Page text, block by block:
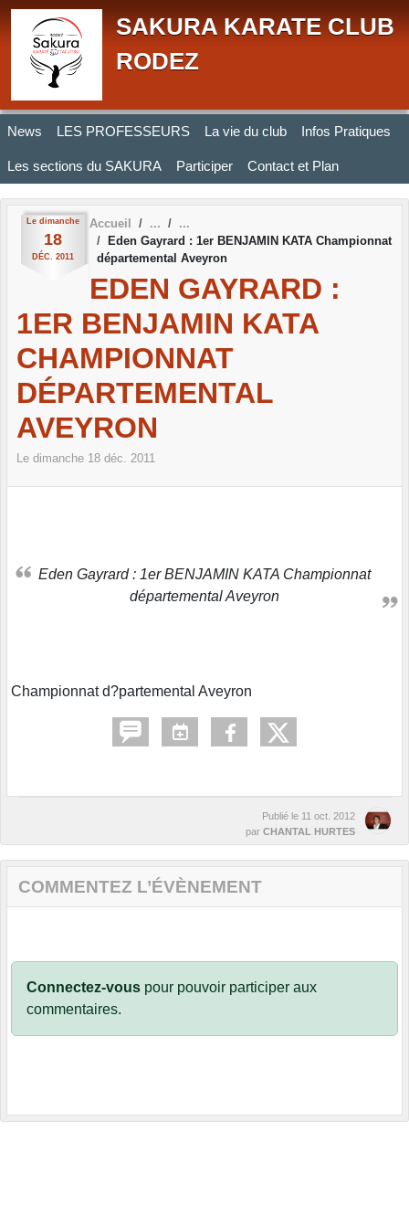
SAKURA KARATE CLUB
RODEZ
News LES PROFESSEURS La vie du club Infos Pratiques
Les sections du SAKURA Participer Contact et Plan
Le dimanche
18
DÉC. 2011
Accueil
Eden Gayrard : 1er BENJAMIN KATA Championnat
départemental Aveyron
EDEN GAYRARD :
1ER BENJAMIN KATA
CHAMPIONNAT
DÉPARTEMENTAL
AVEYRON
Le dimanche 18 déc. 2011
Eden Gayrard : 1er BENJAMIN KATA Championnat
départemental Aveyron
Championnat d?partemental Aveyron
Publié le 11 oct. 2012
par CHANTAL HURTES
COMMENTEZ L’ÉVÈNEMENT
Connectez-vous pour pouvoir participer aux
commentaires.
Panneau de gestion des cookies